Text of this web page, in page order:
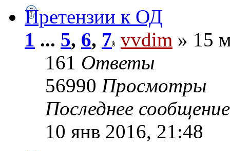
Претензии к ОД
1 ... 5, 6, 7 vvdim » 15
161 Ответы
56990 Просмотры
Последнее
10 янв 2016, 21:48